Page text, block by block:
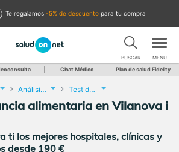
te regalamos -5% de descuento para tu compra
BUSCAR MENU
Chat Médico Plan de salud Fidelity
Análisis Clínicos Test de intolerancia alimentaria
alimentaria en Vilanova i
ti los mejores hospitales, clínicas y
desde 190 €